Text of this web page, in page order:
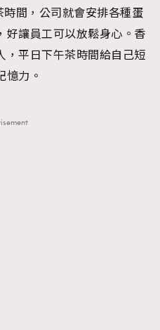
間，公司就會安排各種蛋
好讓員工可以放鬆身心。香
，平日下午茶時間給自己短
憶力。